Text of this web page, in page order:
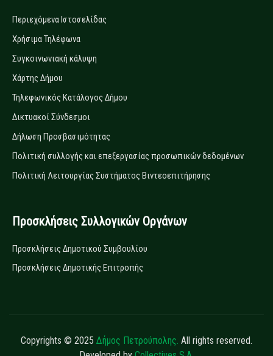
Περιεχόμενα Ιστοσελίδας
Χρήσιμα Τηλέφωνα
Συγκοινωνιακή κάλυψη
Χάρτης Δήμου
Τηλεφωνικός Κατάλογος Δήμου
Δικτυακοί Σύνδεσμοι
Δήλωση Προσβασιμότητας
Πολιτική συλλογής και επεξεργασίας προσωπικών δεδομένων
Πολιτική Λειτουργίας Συστήματος Βιντεοεπιτήρησης
Προσκλήσεις Συλλογικών Οργάνων
Προσκλήσεις Δημοτικού Συμβουλίου
Προσκλήσεις Δημοτικής Επιτροπής
Copyrights © 2025 Δήμος Πετρούπολης. All rights reserved.